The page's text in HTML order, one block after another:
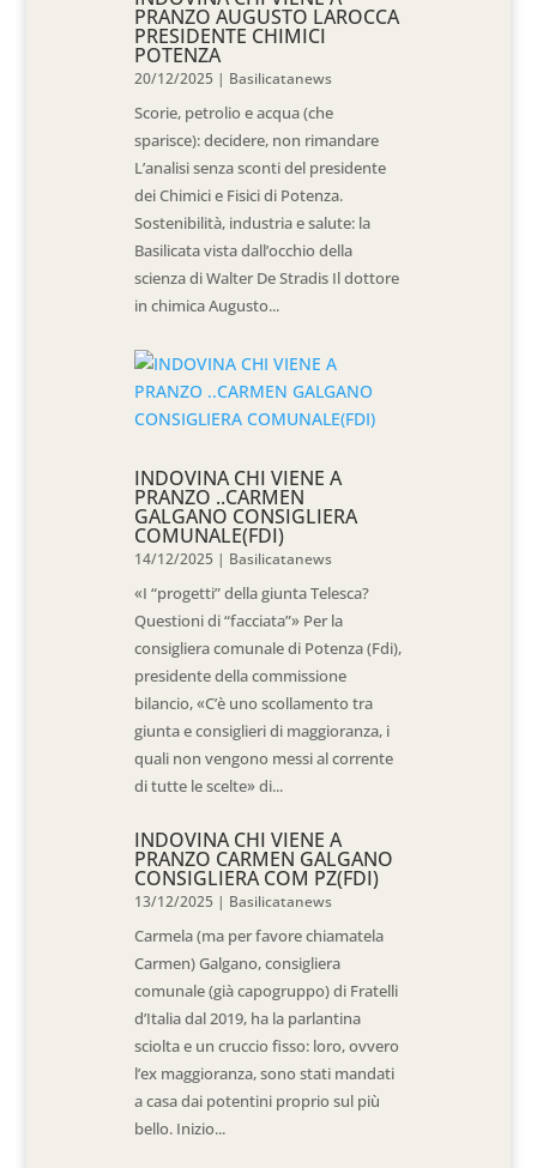
PRANZO AUGUSTO LAROCCA
PRESIDENTE CHIMICI
POTENZA
20/12/2025 | Basilicatanews
Scorie, petrolio e acqua (che
sparisce): decidere, non rimandare
L’analisi senza sconti del presidente
dei Chimici e Fisici di Potenza.
Sostenibilità, industria e salute: la
Basilicata vista dall’occhio della
scienza di Walter De Stradis Il dottore
in chimica Augusto...
INDOVINA CHI VIENE A
PRANZO ..CARMEN
GALGANO CONSIGLIERA
COMUNALE(FDI)
14/12/2025 | Basilicatanews
«I “progetti” della giunta Telesca?
Questioni di “facciata”» Per la
consigliera comunale di Potenza (Fdi),
presidente della commissione
bilancio, «C’è uno scollamento tra
giunta e consiglieri di maggioranza, i
quali non vengono messi al corrente
di tutte le scelte» di...
INDOVINA CHI VIENE A
PRANZO CARMEN GALGANO
CONSIGLIERA COM PZ(FDI)
13/12/2025 | Basilicatanews
Carmela (ma per favore chiamatela
Carmen) Galgano, consigliera
comunale (già capogruppo) di Fratelli
d’Italia dal 2019, ha la parlantina
sciolta e un cruccio fisso: loro, ovvero
l’ex maggioranza, sono stati mandati
a casa dai potentini proprio sul più
bello. Inizio...